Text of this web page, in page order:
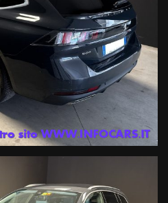
ed officina specializzata
o il numero di targa (
del precedente proprietario )
:
Mail info@infocars.it
alcune foto con targa e
esperti ti risponderanno con una